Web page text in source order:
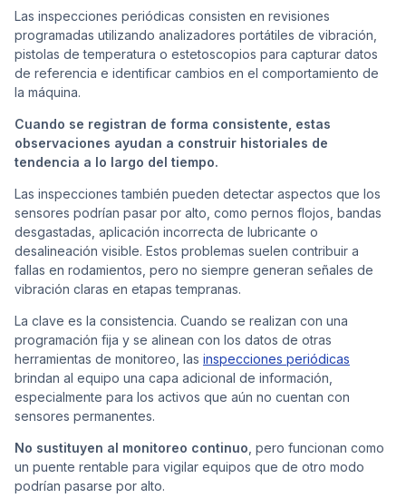
Las inspecciones periódicas consisten en revisiones
programadas utilizando analizadores portátiles de vibración,
pistolas de temperatura o estetoscopios para capturar datos
de referencia e identificar cambios en el comportamiento de
la máquina.
Cuando se registran de forma consistente, estas
observaciones ayudan a construir historiales de
tendencia a lo largo del tiempo.
Las inspecciones también pueden detectar aspectos que los
sensores podrían pasar por alto, como pernos flojos, bandas
desgastadas, aplicación incorrecta de lubricante o
desalineación visible. Estos problemas suelen contribuir a
fallas en rodamientos, pero no siempre generan señales de
vibración claras en etapas tempranas.
La clave es la consistencia. Cuando se realizan con una
programación fija y se alinean con los datos de otras
herramientas de monitoreo, las inspecciones periódicas
brindan al equipo una capa adicional de información,
especialmente para los activos que aún no cuentan con
sensores permanentes.
No sustituyen al monitoreo continuo , pero funcionan como
un puente rentable para vigilar equipos que de otro modo
podrían pasarse por alto.